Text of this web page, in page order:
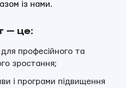
із нами.
— це:
професійного та
зростання;
і програми підвищення